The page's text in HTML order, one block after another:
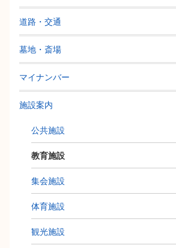
道路・交通
墓地・斎場
マイナンバー
施設案内
公共施設
教育施設
集会施設
体育施設
観光施設